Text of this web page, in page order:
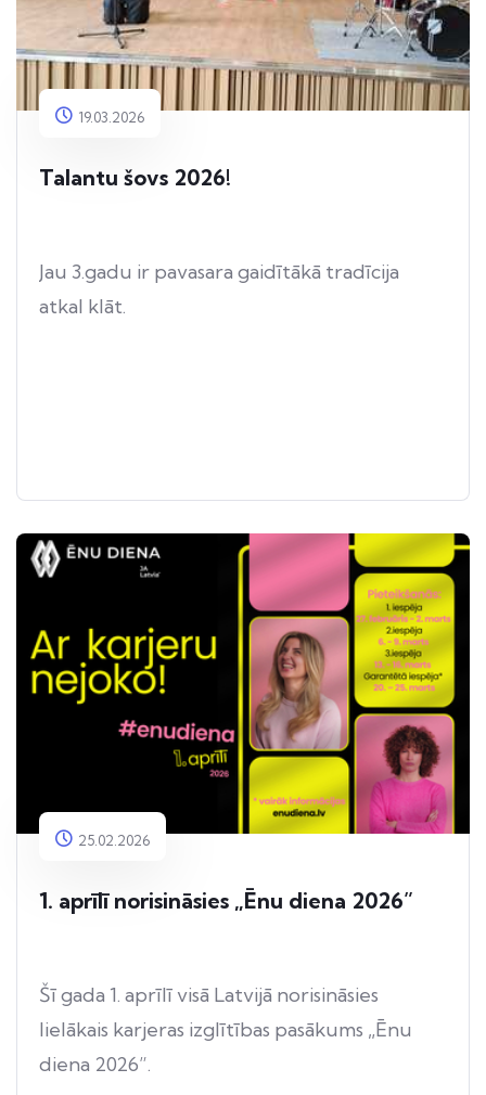
19.03.2026
Talantu šovs 2026!
Jau 3.gadu ir pavasara gaidītākā tradīcija
atkal klāt.
25.02.2026
1. aprīlī norisināsies „Ēnu diena 2026”
Šī gada 1. aprīlī visā Latvijā norisināsies
lielākais karjeras izglītības pasākums „Ēnu
diena 2026”.